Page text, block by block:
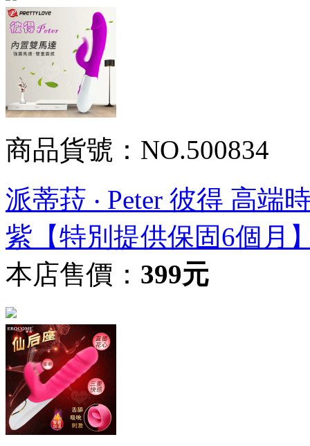
商品貨號：NO.500834
派蒂菈 ‧ Peter 彼得 高端
紫【特別提供保固6個月
本店售價： 399元